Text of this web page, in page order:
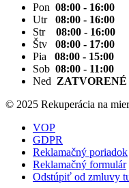
Pon 08:00 - 16:00
Utr 08:00 - 16:00
Str 08:00 - 16:00
Štv 08:00 - 17:00
Pia 08:00 - 15:00
Sob 08:00 - 11:00
Ned ZATVORENÉ
© 2025 Rekuperácia na
VOP
GDPR
Reklamačný poriadok
Reklamačný formulár
Odstúpiť od zmluvy